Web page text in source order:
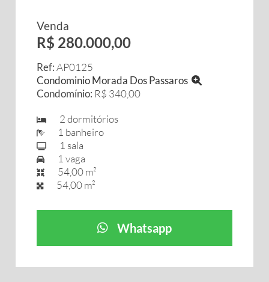
Venda
R$ 280.000,00
Ref:AP0125
Condominio Morada Dos Passaros
Condomínio: R$ 340,00
2 dormitórios
1 banheiro
1 sala
1 vaga
54,00 m²
54,00 m²
Whatsapp